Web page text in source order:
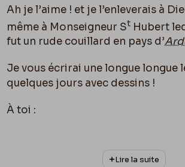
Ah je l’aime ! et je l’enleverais à
même à Monseigneur St Hubert
fut un rude couillard en pays d’
Je vous écrirai une longue longue
quelques jours avec dessins !
À toi :
Lire la suite